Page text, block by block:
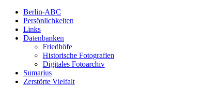
Berlin-ABC
Persönlichkeiten
Links
Datenbanken
Friedhöfe
Historische Fotografien
Digitales Fotoarchiv
Sumarius
Zerstörte Vielfalt